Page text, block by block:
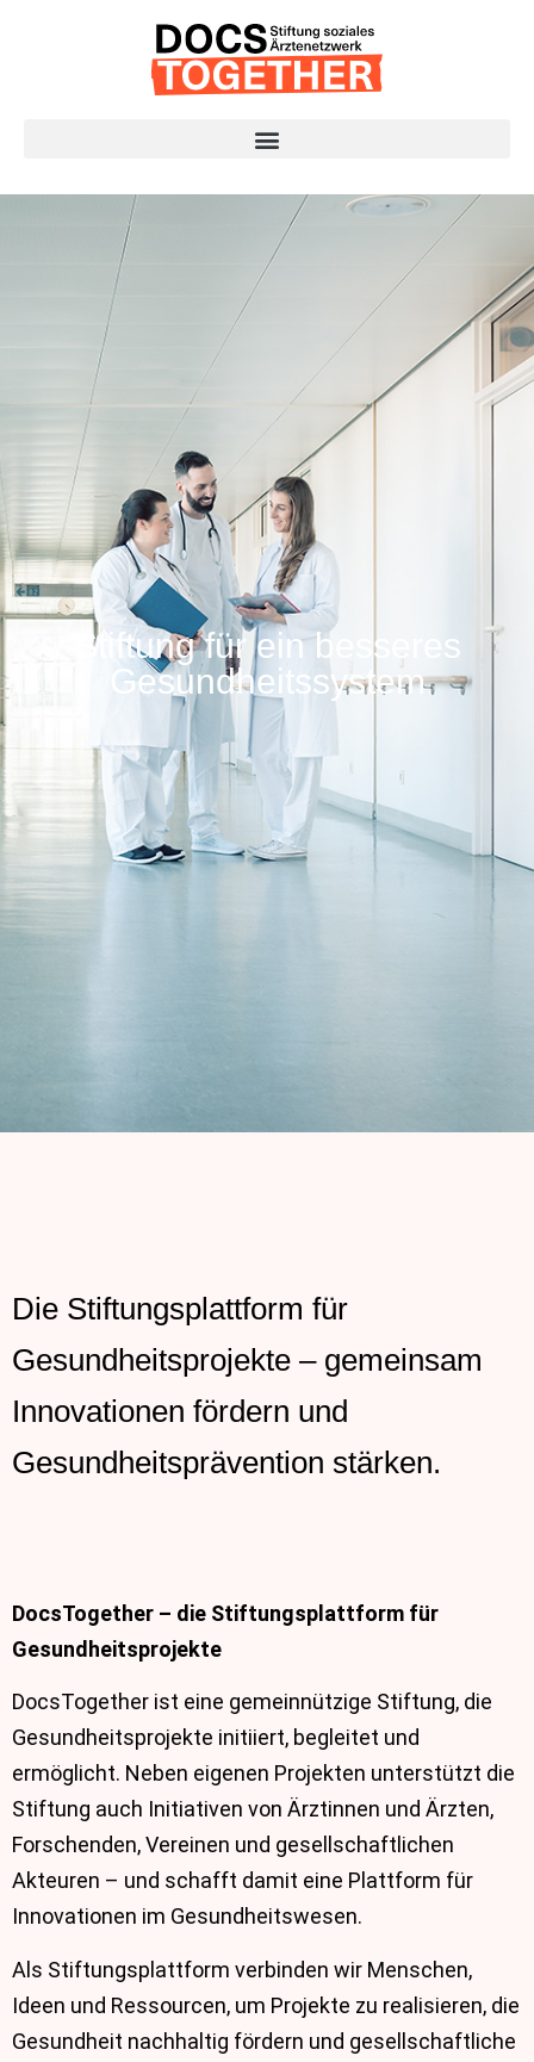
Stiftung für ein besseres
Gesundheitssystem
Die Stiftungsplattform für
Gesundheitsprojekte – gemeinsam
Innovationen fördern und
Gesundheitsprävention stärken.
DocsTogether – die Stiftungsplattform für
Gesundheitsprojekte
DocsTogether ist eine gemeinnützige Stiftung, die
Gesundheitsprojekte initiiert, begleitet und
ermöglicht. Neben eigenen Projekten unterstützt die
Stiftung auch Initiativen von Ärztinnen und Ärzten,
Forschenden, Vereinen und gesellschaftlichen
Akteuren – und schafft damit eine Plattform für
Innovationen im Gesundheitswesen.
Als Stiftungsplattform verbinden wir Menschen,
Ideen und Ressourcen, um Projekte zu realisieren, die
Gesundheit nachhaltig fördern und gesellschaftliche